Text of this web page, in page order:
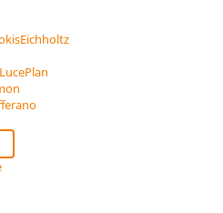
Eichholtz
LucePlan